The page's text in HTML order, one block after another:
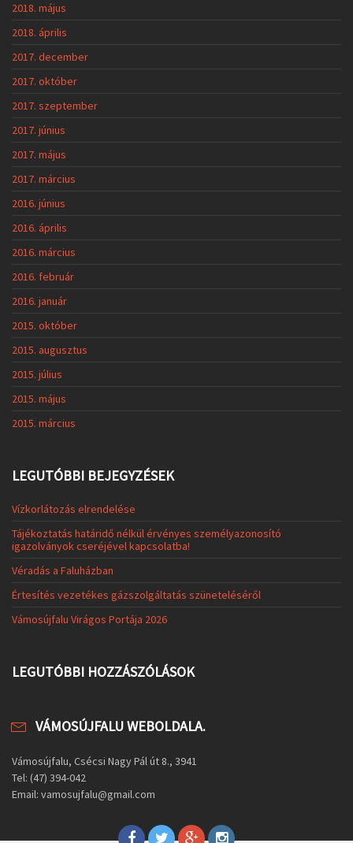
2018. május
2018. április
2017. december
2017. október
2017. szeptember
2017. június
2017. május
2017. március
2016. június
2016. április
2016. március
2016. február
2016. január
2015. október
2015. augusztus
2015. július
2015. május
2015. március
LEGUTÓBBI BEJEGYZÉSEK
Vízkorlátozás elrendelése
Tájékoztatás határidő nélkül érvényes személyazonosító
igazolványok cseréjével kapcsolatba!
Véradás a Faluházban
Értesítés vezetékes gázszolgáltatás szüneteléséről
Vámosújfalu Virágos Portája 2026
LEGUTÓBBI HOZZÁSZÓLÁSOK
VÁMOSÚJFALU WEBOLDALA.
Vámosújfalu, Csécsi Nagy Pál út 8., 3941
Tel: (47) 394-042
Email: vamosujfalu@gmail.com